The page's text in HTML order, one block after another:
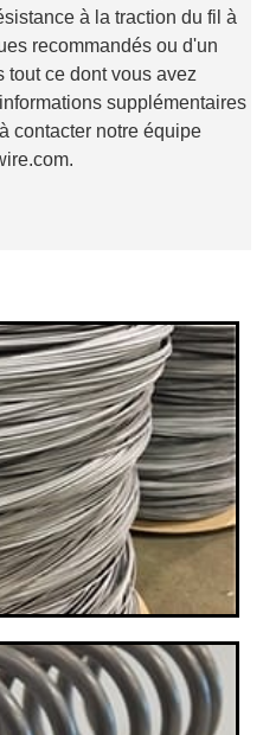
à la traction du fil à
recommandés ou d'un
ce dont vous avez
supplémentaires
contacter notre équipe